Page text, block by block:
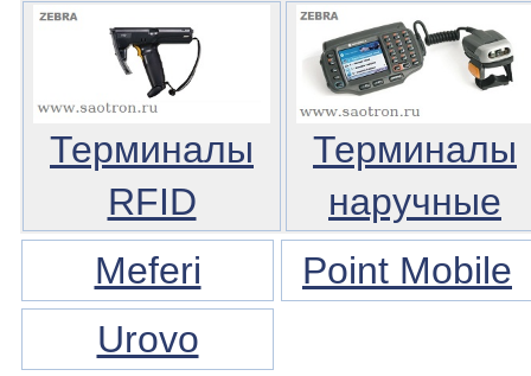
Терминалы
RFID
Терминалы
наручные
Meferi
Point Mobile
Urovo